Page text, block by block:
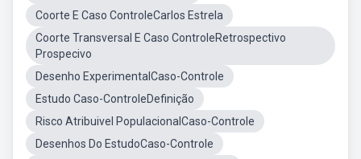
Coorte E Caso ControleCarlos Estrela
Coorte Transversal E Caso ControleRetrospectivo
Prospecivo
Desenho ExperimentalCaso-Controle
Estudo Caso-ControleDefinição
Risco Atribuivel PopulacionalCaso-Controle
Desenhos Do EstudoCaso-Controle